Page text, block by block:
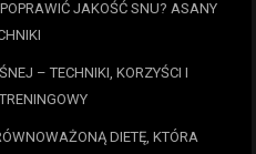
JAKOŚĆ SNU? ASANY
– TECHNIKI, KORZYŚCI I
DIETĘ, KTÓRA